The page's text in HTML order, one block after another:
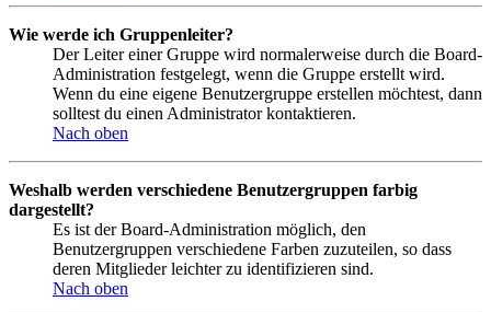
Wie werde ich Gruppenleiter?
Der Leiter einer Gruppe wird normalerweise durch die Board-
Administration festgelegt, wenn die Gruppe erstellt wird.
Wenn du eine eigene Benutzergruppe erstellen möchtest, dann
solltest du einen Administrator kontaktieren.
Nach oben
Weshalb werden verschiedene Benutzergruppen farbig
dargestellt?
Es ist der Board-Administration möglich, den
Benutzergruppen verschiedene Farben zuzuteilen, so dass
deren Mitglieder leichter zu identifizieren sind.
Nach oben